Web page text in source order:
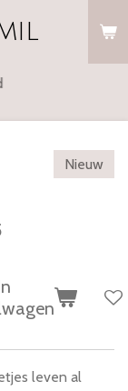
Nieuw
leven al